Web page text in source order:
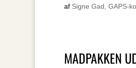
af Signe Gad, GAPS-
MADPAKKEN